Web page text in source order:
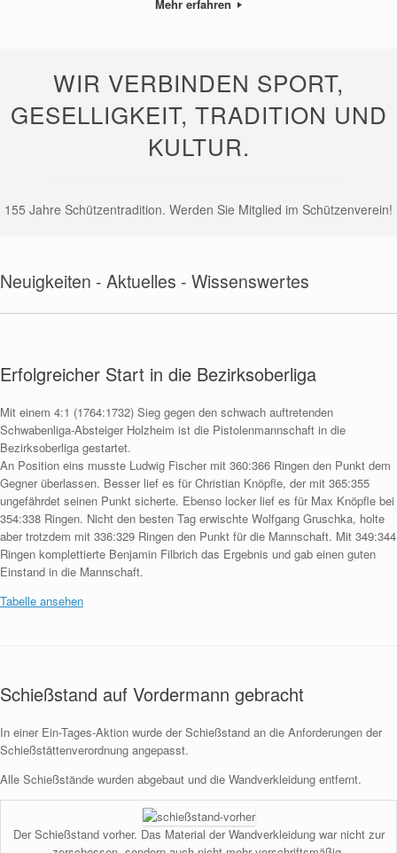
Mehr erfahren
WIR VERBINDEN SPORT,
GESELLIGKEIT, TRADITION UND
KULTUR.
155 Jahre Schützentradition. Werden Sie Mitglied im Schützenverein!
Neuigkeiten - Aktuelles - Wissenswertes
Erfolgreicher Start in die Bezirksoberliga
Mit einem 4:1 (1764:1732) Sieg gegen den schwach auftretenden
Schwabenliga-Absteiger Holzheim ist die Pistolenmannschaft in die
Bezirksoberliga gestartet.
An Position eins musste Ludwig Fischer mit 360:366 Ringen den Punkt dem
Gegner überlassen. Besser lief es für Christian Knöpfle, der mit 365:355
ungefährdet seinen Punkt sicherte. Ebenso locker lief es für Max Knöpfle bei
354:338 Ringen. Nicht den besten Tag erwischte Wolfgang Gruschka, holte
aber trotzdem mit 336:329 Ringen den Punkt für die Mannschaft. Mit 349:344
Ringen komplettierte Benjamin Filbrich das Ergebnis und gab einen guten
Einstand in die Mannschaft.
Tabelle ansehen
Schießstand auf Vordermann gebracht
In einer Ein-Tages-Aktion wurde der Schießstand an die Anforderungen der
Schießstättenverordnung angepasst.
Alle Schießstände wurden abgebaut und die Wandverkleidung entfernt.
Der Schießstand vorher. Das Material der Wandverkleidung war nicht zur